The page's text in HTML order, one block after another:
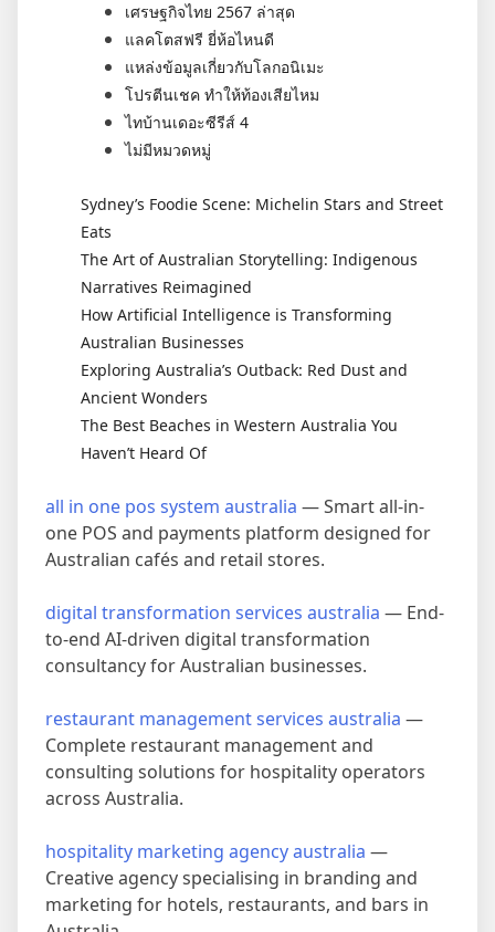
เศรษฐกิจไทย 2567 ล่าสุด
แลคโตสฟรี ยี่ห้อไหนดี
แหล่งข้อมูลเกี่ยวกับโลกอนิเมะ
โปรตีนเชค ทำให้ท้องเสียไหม
ไทบ้านเดอะซีรีส์ 4
ไม่มีหมวดหมู่
Sydney’s Foodie Scene: Michelin Stars and Street
Eats
The Art of Australian Storytelling: Indigenous
Narratives Reimagined
How Artificial Intelligence is Transforming
Australian Businesses
Exploring Australia’s Outback: Red Dust and
Ancient Wonders
The Best Beaches in Western Australia You
Haven’t Heard Of
all in one pos system australia — Smart all-in-
one POS and payments platform designed for
Australian cafés and retail stores.
digital transformation services australia — End-
to-end AI-driven digital transformation
consultancy for Australian businesses.
restaurant management services australia —
Complete restaurant management and
consulting solutions for hospitality operators
across Australia.
hospitality marketing agency australia —
Creative agency specialising in branding and
marketing for hotels, restaurants, and bars in